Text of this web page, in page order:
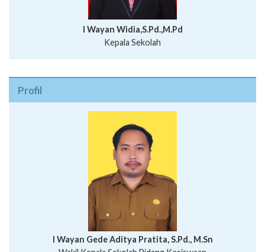
I Wayan Widia,S.Pd.,M.Pd
Kepala Sekolah
Profil
I Wayan Bawa Parmita, S.Pd
I Wayan Gede Aditya Pratita, S.Pd., M.Sn
Ni Wayan Nopi Sutantri, S.Pd.